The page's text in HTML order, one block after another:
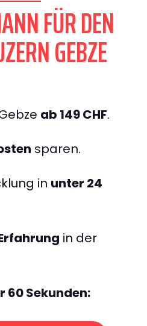
FÜR DEN
GEBZE
ab 149 CHF.
sparen.
in unter 24
in der
60 Sekunden: